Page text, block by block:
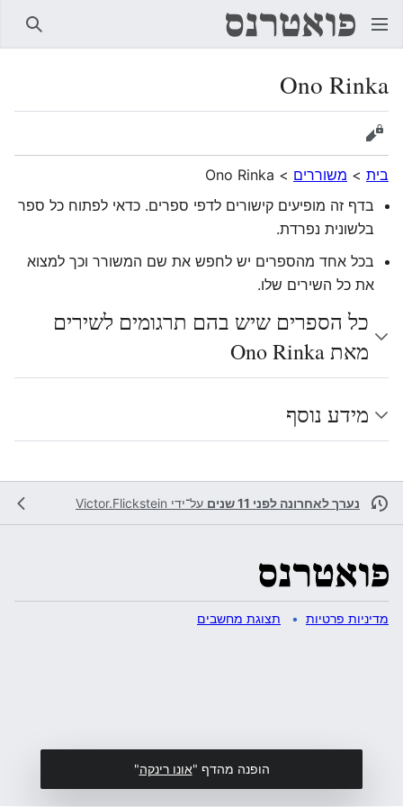
Ono Rinka
הצגת מקור
בית > משוררים >
Ono Rinka
בדף זה מופיעים קישורים לדפי ספרים. כדאי לפתוח כל ספר
בלשונית נפרדת.
בכל אחד מהספרים יש לחפש את שם המשורר וכך למצוא
את כל השירים שלו.
כל הספרים שיש בהם תרגומים לשירים
מאת Ono Rinka
מידע נוסף
נערך לאחרונה לפני 11 שנים על־ידי Victor.Flickstein
מדיניות פרטיות תצוגת מחשבים
הופנה מהדף "אונו רינקה"